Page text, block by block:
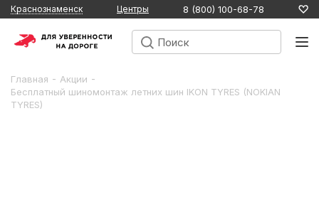
Краснознаменск Центры 8 (800) 100-68-78
Главная - Акции -
Бесплатный шиномонтаж летних шин IKON TYRES (NOKIAN
TYRES)